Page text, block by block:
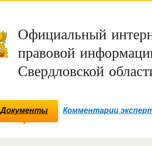
Официальный
правовой
Свердловской
Документы Комментарии